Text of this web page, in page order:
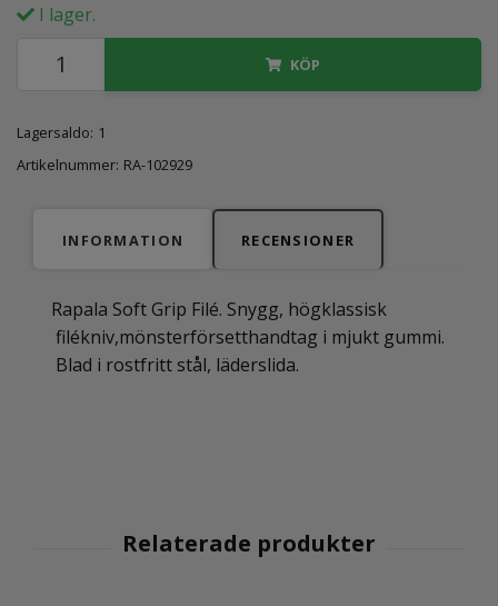
I lager.
KÖP
Lagersaldo: 1
Artikelnummer: RA-102929
INFORMATION RECENSIONER
Rapala Soft Grip Filé. Snygg, högklassisk
filékniv,mönsterförsetthandtag i mjukt gummi.
Blad i rostfritt stål, läderslida.